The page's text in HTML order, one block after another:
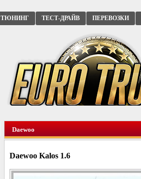
ТЮНИНГ ТЕСТ-ДРАЙВ ПЕРЕВОЗКИ
Daewoo
Daewoo Kalos 1.6